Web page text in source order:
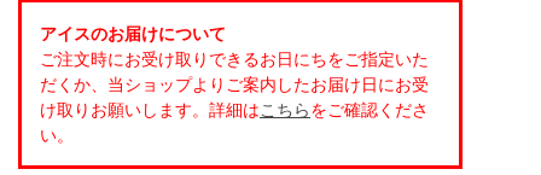
アイスのお届けについて
ご注文時にお受け取りできるお日にちをご指定いた
だくか、当ショップよりご案内したお届け日にお受
け取りお願いします。詳細はこちらをご確認くださ
い。